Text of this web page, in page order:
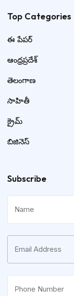
Top Categories​
ఈ పేపర్
ఆంధ్రప్రదేశ్
తెలంగాణ
సాహితీ
క్రైమ్
బిజినెస్
Subscribe